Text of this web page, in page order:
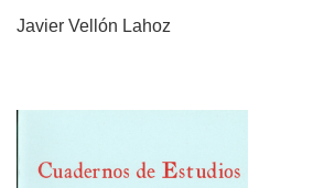
Javier Vellón Lahoz